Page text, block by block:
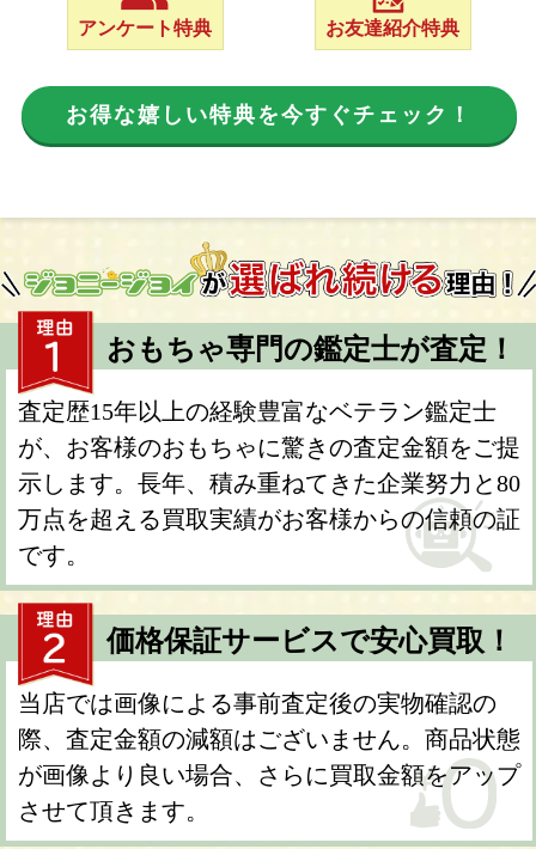
アンケート特典 お友達紹介特典
お得な嬉しい特典を今すぐチェック！
おもちゃ専門の鑑定士が査定！
査定歴15年以上の経験豊富なベテラン鑑定士
が、お客様のおもちゃに驚きの査定金額をご提
示します。長年、積み重ねてきた企業努力と80
万点を超える買取実績がお客様からの信頼の証
です。
価格保証サービスで安心買取！
当店では画像による事前査定後の実物確認の
際、査定金額の減額はございません。商品状態
が画像より良い場合、さらに買取金額をアップ
させて頂きます。